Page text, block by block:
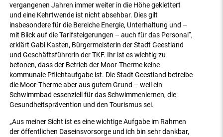
vergangenen Jahren immer weiter in die Höhe geklettert
und eine Kehrtwende ist nicht absehbar. Dies gilt
insbesondere für die Bereiche Energie, Unterhaltung und –
mit Blick auf die Tarifsteigerungen – auch für das Personal“,
erklärt Gabi Kasten, Bürgermeisterin der Stadt Geestland
und Geschäftsführerin der TKF. Ihr ist es wichtig zu
betonen, dass der Betrieb der Moor-Therme keine
kommunale Pflichtaufgabe ist. Die Stadt Geestland betreibe
die Moor-Therme aber aus gutem Grund – weil ein
Schwimmbad essenziell für das Schwimmenlernen, die
Gesundheitsprävention und den Tourismus sei.
„Aus meiner Sicht ist es eine wichtige Aufgabe im Rahmen
der öffentlichen Daseinsvorsorge und ich bin sehr dankbar,